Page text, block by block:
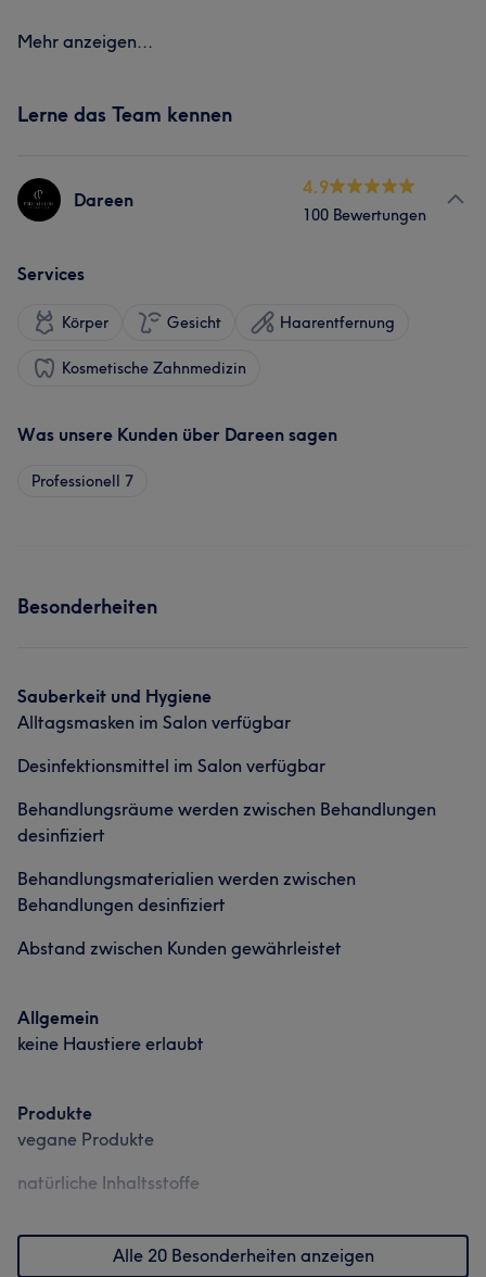
Mehr anzeigen...
Lerne das Team kennen
Dareen
4.9
100 Bewertungen
Services
Körper Gesicht Haarentfernung
Kosmetische Zahnmedizin
Was unsere Kunden über Dareen sagen
Professionell 7
Besonderheiten
Sauberkeit und Hygiene
Alltagsmasken im Salon verfügbar
Desinfektionsmittel im Salon verfügbar
Behandlungsräume werden zwischen Behandlungen
desinfiziert
Behandlungsmaterialien werden zwischen
Behandlungen desinfiziert
Abstand zwischen Kunden gewährleistet
Allgemein
keine Haustiere erlaubt
Produkte
vegane Produkte
natürliche Inhaltsstoffe
Alle 20 Besonderheiten anzeigen